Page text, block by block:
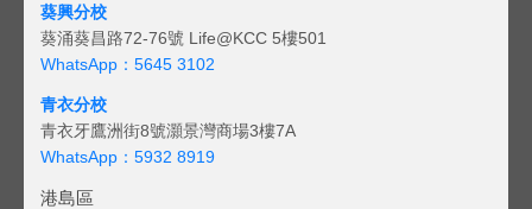
葵興分校
葵涌葵昌路72-76號 Life@KCC 5樓501
WhatsApp：5645 3102
青衣分校
青衣牙鷹洲街8號灝景灣商場3樓7A
WhatsApp：5932 8919
港島區